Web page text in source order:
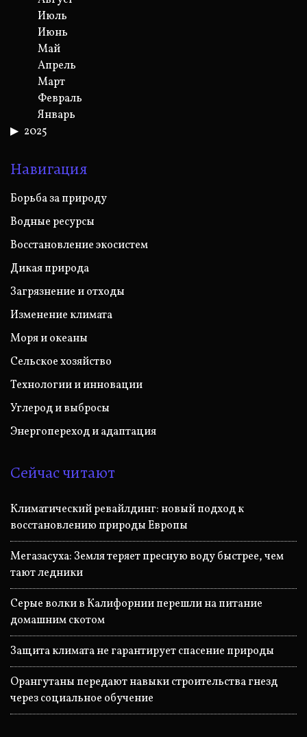
Июль
Июнь
Май
Апрель
Март
Февраль
Январь
2025
Навигация
Борьба за природу
Водные ресурсы
Восстановление экосистем
Дикая природа
Загрязнение и отходы
Изменение климата
Моря и океаны
Сельское хозяйство
Технологии и инновации
Углерод и выбросы
Энергопереход и адаптация
Сейчас читают
Климатический ревайлдинг: новый подход к
восстановлению природы Европы
Мегазасуха: Земля теряет пресную воду быстрее, чем
тают ледники
Серые волки в Калифорнии перешли на питание
домашним скотом
Защита климата не гарантирует спасение природы
Орангутаны передают навыки строительства гнезд
через социальное обучение